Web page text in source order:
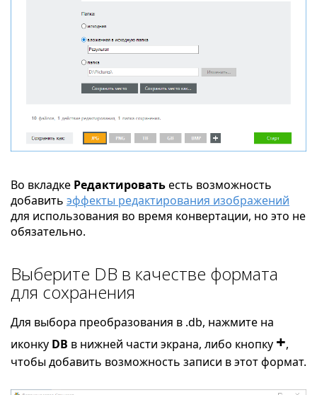
Во вкладке Редактироватьесть возможность
добавить эффекты редактирования изображений
для использования во время конвертации, но это не
обязательно.
Выберите DB в качестве формата
для сохранения
Для выбора преобразования в .db, нажмите на
иконку DB в нижней части экрана, либо кнопку +,
чтобы добавить возможность записи в этот формат.